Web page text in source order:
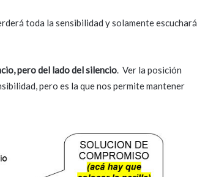
toda la sensibilidad y solamente escuchará
pero del lado del silencio. Ver la posición
pero es la que nos permite mantener